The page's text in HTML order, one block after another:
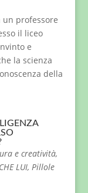
un professore
il liceo
e
la scienza
della
e creatività,
LUI, Pillole